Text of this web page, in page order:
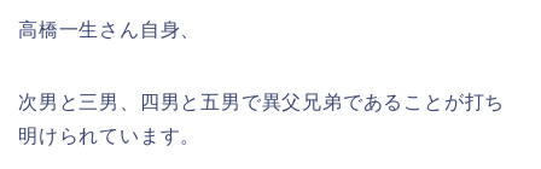
高橋一生さん自身、
次男と三男、四男と五男で異父兄弟であることが打ち
明けられています。